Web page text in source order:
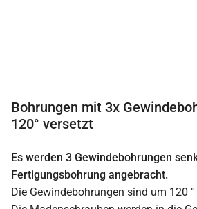
Bohrungen mit 3x
120° versetzt
Es werden 3 Gewindebohrungen
Fertigungsbohrung angebracht.
Die Gewindebohrungen sind um 120